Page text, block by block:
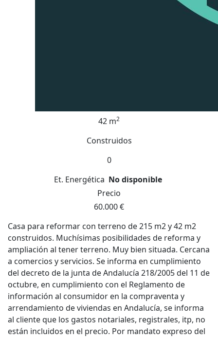
42 m2
Construidos
0
Et. Energética No disponible
Precio
60.000 €
Casa para reformar con terreno de 215 m2 y 42 m2
construidos. Muchísimas posibilidades de reforma y
ampliación al tener terreno. Muy bien situada. Cercana
a comercios y servicios. Se informa en cumplimiento
del decreto de la junta de Andalucía 218/2005 del 11 de
octubre, en cumplimiento con el Reglamento de
información al consumidor en la compraventa y
arrendamiento de viviendas en Andalucía, se informa
al cliente que los gastos notariales, registrales, itp, no
están incluidos en el precio. Por mandato expreso del